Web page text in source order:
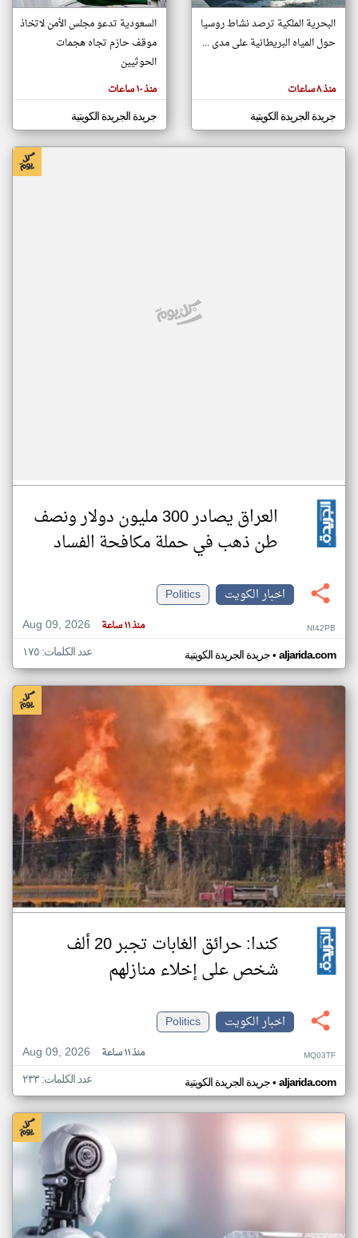
تغيير الدولة
اخبار الكويت على مدار الساعة
أهم اخبار الكويت العاجلة والمباشرة
المقالات
الموجوده
هنا عن
كاتبيها.
البحرية الملكية ترصد نشاط روسيا
حول المياه البريطانية على مدى ...
منذ ٨ ساعات
جريدة الجريدة الكويتية
السعودية تدعو مجلس الأمن لاتخاذ
موقف حازم تجاه هجمات
الحوثيين
منذ ١٠ ساعات
جريدة الجريدة الكويتية
العراق يصادر 300 مليون دولار ونصف
طن ذهب في حملة مكافحة الفساد
اخبار الكويت
Politics
Aug 09, 2026
منذ ١١ ساعة NI42PB
جريدة الجريدة الكويتية• aljarida.com عدد الكلمات: ١٧٥
كندا: حرائق الغابات تجبر 20 ألف
شخص على إخلاء منازلهم
اخبار الكويت
Politics
Aug 09, 2026
منذ ١١ ساعة MQ03TF
جريدة الجريدة الكويتية• aljarida.com عدد الكلمات: ٢٣٣
klyoum.com